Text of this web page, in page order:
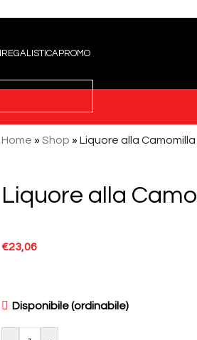
REGALISTICAPROMO
Home » Shop » Liquore alla
Liquore alla
€23,06
Disponibile (ordinabile)